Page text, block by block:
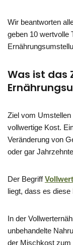
Wir beantworten
geben 10 wertvolle
Was ist das
Ziel vom
vollwertige Kost.
Veränderung von
oder gar
Der Begriff
liegt, dass es
In der
unbehandelte
der Mischkost zum